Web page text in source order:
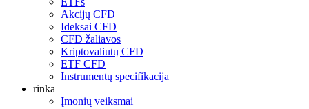
Akcijų CFD
Ideksai CFD
CFD žaliavos
Kriptovaliutų CFD
ETF CFD
Instrumentų specifikacija
rinka
Įmonių veiksmai